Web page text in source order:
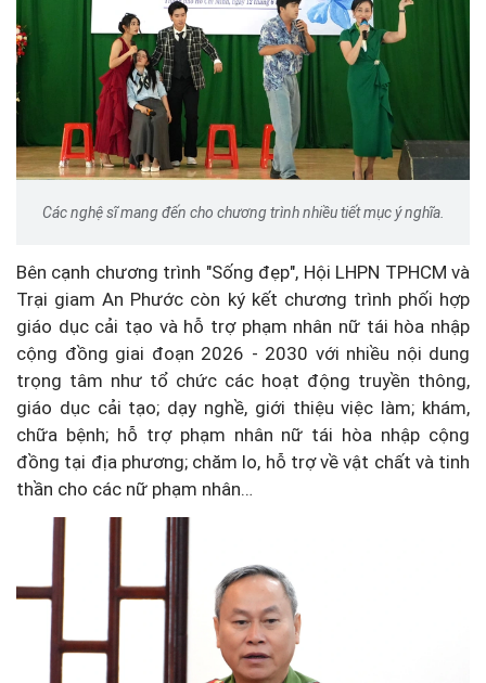
Các nghệ sĩ mang đến cho chương trình nhiều tiết mục ý nghĩa.
Bên cạnh chương trình "Sống đẹp", Hội LHPN TPHCM và
Trại giam An Phước còn ký kết chương trình phối hợp
giáo dục cải tạo và hỗ trợ phạm nhân nữ tái hòa nhập
cộng đồng giai đoạn 2026 - 2030 với nhiều nội dung
trọng tâm như tổ chức các hoạt động truyền thông,
giáo dục cải tạo; dạy nghề, giới thiệu việc làm; khám,
chữa bệnh; hỗ trợ phạm nhân nữ tái hòa nhập cộng
đồng tại địa phương; chăm lo, hỗ trợ về vật chất và tinh
thần cho các nữ phạm nhân…